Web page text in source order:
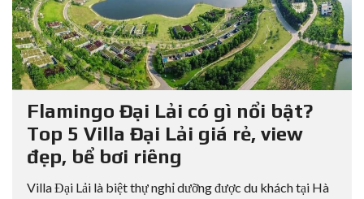
Flamingo Đại Lải có gì nổi bật?
Top 5 Villa Đại Lải giá rẻ, view
đẹp, bể bơi riêng
Villa Đại Lải là biệt thự nghỉ dưỡng được du khách tại Hà